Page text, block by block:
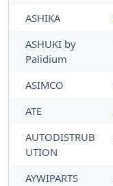
ASHIKA
ASHUKI by
Palidium
ASIMCO
ATE
AUTODISTRUB
UTION
AYWIPARTS